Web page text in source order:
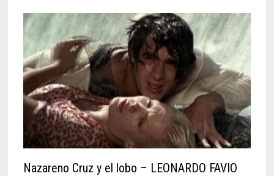
Nazareno Cruz y el lobo – LEONARDO FAVIO